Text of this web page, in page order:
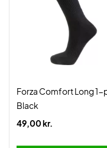
Forza Comfort Long 1-
Black
49,00 kr.